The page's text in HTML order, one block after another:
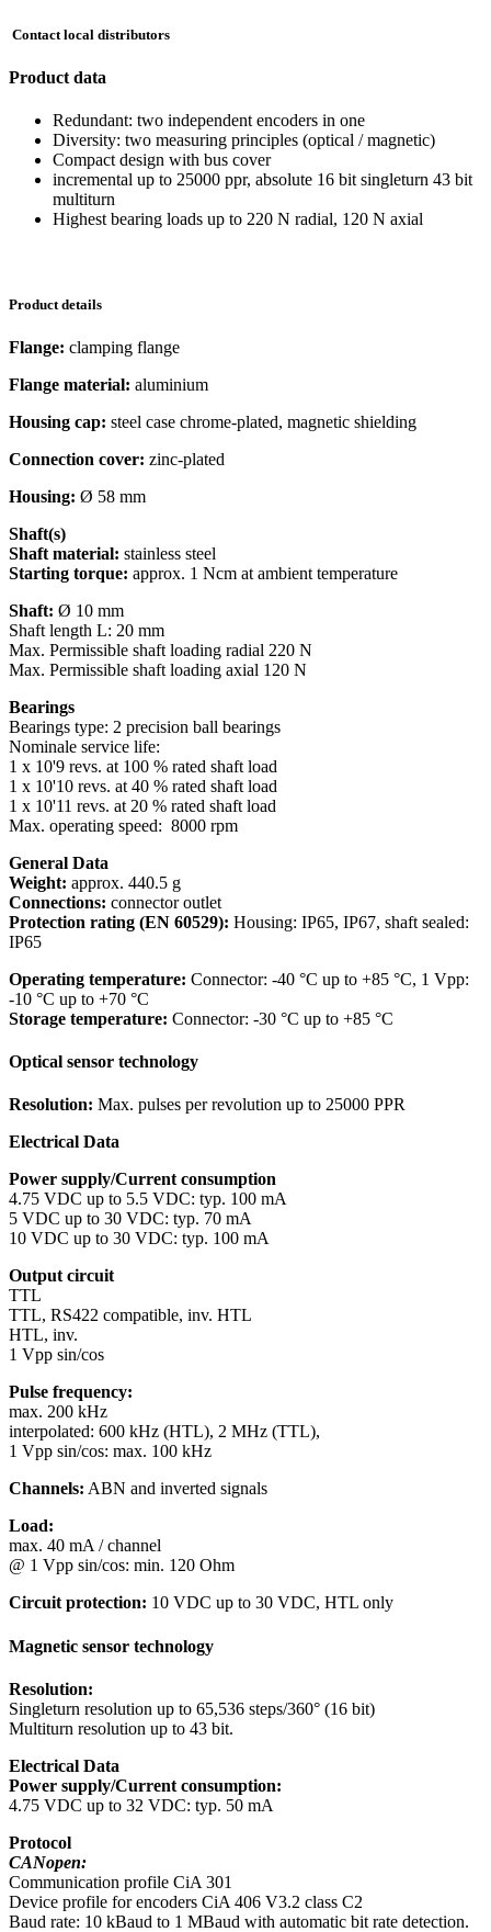
Contact local distributors
Product data
Redundant: two independent encoders in one
Diversity: two measuring principles (optical / magnetic)
Compact design with bus cover
incremental up to 25000 ppr, absolute 16 bit singleturn 43 bit
multiturn
Highest bearing loads up to 220 N radial, 120 N axial
Product details
Flange: clamping flange
Flange material: aluminium
Housing cap: steel case chrome-plated, magnetic shielding
Connection cover: zinc-plated
Housing: Ø 58 mm
Shaft(s)
Shaft material: stainless steel
Starting torque: approx. 1 Ncm at ambient temperature
Shaft: Ø 10 mm
Shaft length L: 20 mm
Max. Permissible shaft loading radial 220 N
Max. Permissible shaft loading axial 120 N
Bearings
Bearings type: 2 precision ball bearings
Nominale service life:
1 x 10'9 revs. at 100 % rated shaft load
1 x 10'10 revs. at 40 % rated shaft load
1 x 10'11 revs. at 20 % rated shaft load
Max. operating speed: 8000 rpm
General Data
Weight: approx. 440.5 g
Connections: connector outlet
Protection rating (EN 60529): Housing: IP65, IP67, shaft sealed:
IP65
Operating temperature: Connector: -40 °C up to +85 °C, 1 Vpp:
-10 °C up to +70 °C
Storage temperature: Connector: -30 °C up to +85 °C
Optical sensor technology
Resolution: Max. pulses per revolution up to 25000 PPR
Electrical Data
Power supply/Current consumption
4.75 VDC up to 5.5 VDC: typ. 100 mA
5 VDC up to 30 VDC: typ. 70 mA
10 VDC up to 30 VDC: typ. 100 mA
Output circuit
TTL
TTL, RS422 compatible, inv. HTL
HTL, inv.
1 Vpp sin/cos
Pulse frequency:
max. 200 kHz
interpolated: 600 kHz (HTL), 2 MHz (TTL),
1 Vpp sin/cos: max. 100 kHz
Channels: ABN and inverted signals
Load:
max. 40 mA / channel
@ 1 Vpp sin/cos: min. 120 Ohm
Circuit protection: 10 VDC up to 30 VDC, HTL only
Magnetic sensor technology
Resolution:
Singleturn resolution up to 65,536 steps/360° (16 bit)
Multiturn resolution up to 43 bit.
Electrical Data
Power supply/Current consumption:
4.75 VDC up to 32 VDC: typ. 50 mA
Protocol
CANopen:
Communication profile CiA 301
Device profile for encoders CiA 406 V3.2 class C2
Baud rate: 10 kBaud to 1 MBaud with automatic bit rate detection.